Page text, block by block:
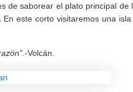
de saborear el plato principal de
En este corto visitaremos una
.-Volcán.